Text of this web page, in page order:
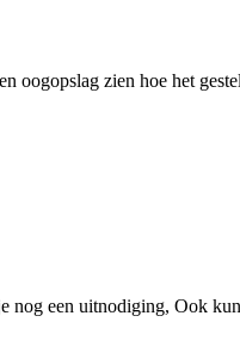
oogopslag zien hoe het
een uitnodiging, Ook